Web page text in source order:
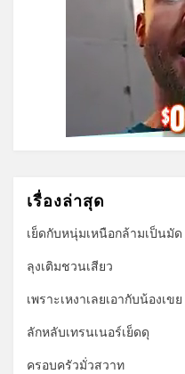
เรื่องล่าสุด
เย็ดกับหนุ่มเหนือกล้ามเป็นมัด
ลุงเติมชวนเสียว
เพราะเหงาเลยเอากับน้องเขย
ลักหลับเทรนเนอร์เย็ดดุ
ครอบครัวมั่วสวาท